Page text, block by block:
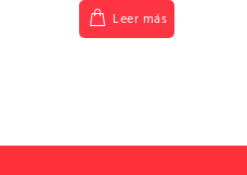
Leer más